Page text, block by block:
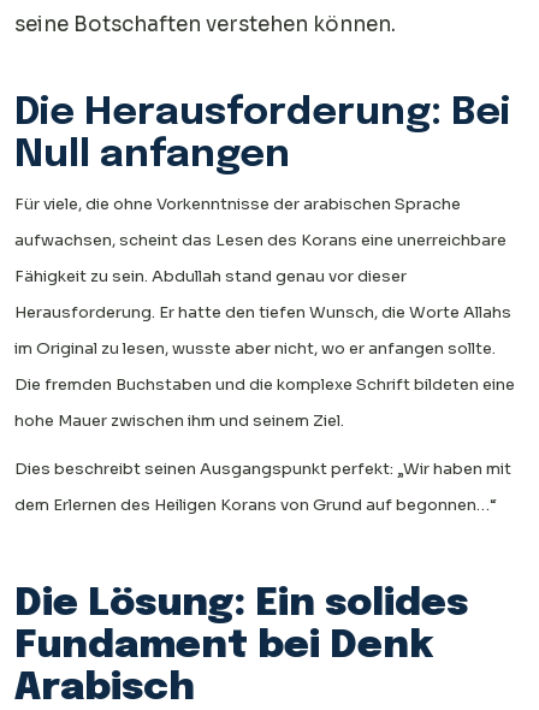
seine Botschaften verstehen können.
Die Herausforderung: Bei
Null anfangen
Für viele, die ohne Vorkenntnisse der arabischen Sprache
aufwachsen, scheint das Lesen des Korans eine unerreichbare
Fähigkeit zu sein. Abdullah stand genau vor dieser
Herausforderung. Er hatte den tiefen Wunsch, die Worte Allahs
im Original zu lesen, wusste aber nicht, wo er anfangen sollte.
Die fremden Buchstaben und die komplexe Schrift bildeten eine
hohe Mauer zwischen ihm und seinem Ziel.
Dies beschreibt seinen Ausgangspunkt perfekt: „Wir haben mit
dem Erlernen des Heiligen Korans von Grund auf begonnen…“
Die Lösung: Ein solides
Fundament bei Denk
Arabisch